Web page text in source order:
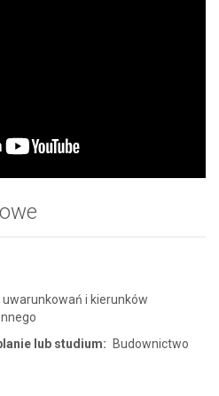
i kierunków
lub studium:
Budownictwo